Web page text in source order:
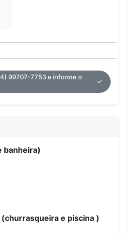
99707-7753 e informe o
banheira)
e piscina )